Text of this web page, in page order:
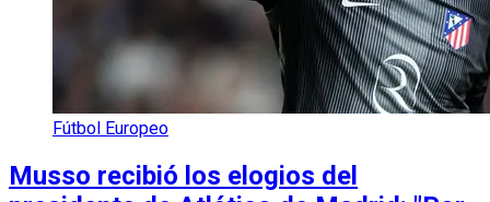
Fútbol Europeo
Musso recibió los elogios del